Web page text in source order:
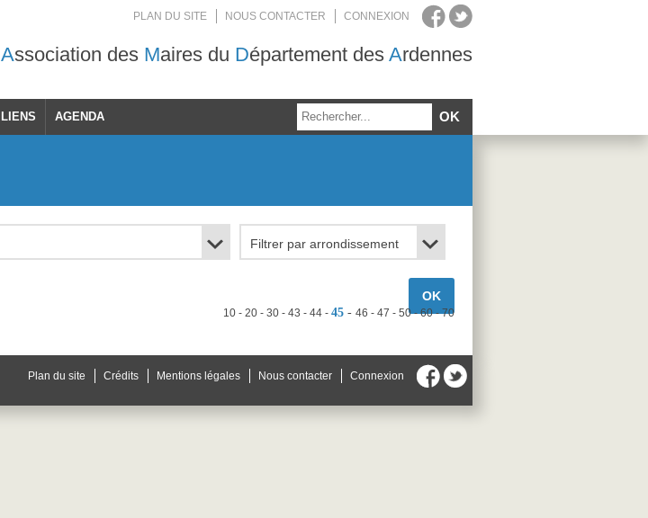
PLAN DU SITE NOUS CONTACTER CONNEXION
Association des Maires du Département des Ardennes
LIENS AGENDA
10 20 30 43 44 45 46 47 50 60 70
Plan du site Crédits Mentions légales Nous contacter Connexion